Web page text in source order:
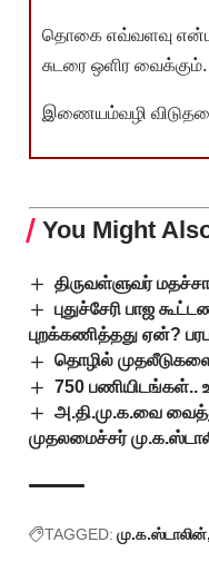
தொகை எவ்வளவு
சுடரை ஒளிர
இணையம்வழி
You Might
திருவள்ளுவர்
புதுச்சேரி பாஜ
புறக்கணித்தது ஏன்?
தொழில்
750 பணியிடங்கள்..
அ.தி.மு.க.வை
முதலமைச்சர்
TAGGED: மு.க.ஸ்டாலின்